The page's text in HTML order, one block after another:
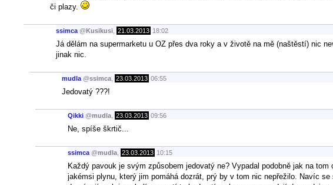
či plazy.
ssimca @Kusikusi 21.03.2013 18:02
Já dělám na supermarketu u OZ přes dva roky a v životě na mě (naštěstí) nic
jinak nic.
mudla @ssimca 23.03.2013 06:55
Jedovatý ???!
Qikki @mudla 23.03.2013 09:56
Ne, spíše škrtič...
ssimca @mudla 23.03.2013 10:15
Každý pavouk je svým způsobem jedovatý ne? Vypadal podobně jak na
jakémsi plynu, který jim pomáhá dozrát, prý by v tom nic nepřežilo. Navíc